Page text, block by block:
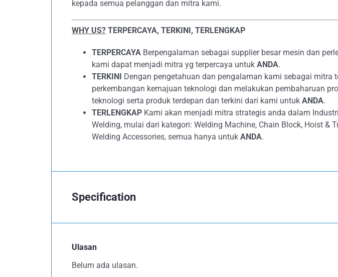
kepada semua pelanggan dan mitra kami.
WHY US? TERPERCAYA, TERKINI, TERLENGKAP
TERPERCAYA Berpengalaman sebagai supplier besar mesin dan
kami dapat menjadi mitra yg terpercaya untuk ANDA.
TERKINI Dengan pengetahuan dan pengalaman kami sebagai
perkembangan kemajuan teknologi dan melakukan pembaharuan
teknologi serta produk terdepan dan terkini dari kami untuk ANDA.
TERLENGKAP Kami akan menjadi mitra strategis anda dalam
Welding, mulai dari kategori: Welding Machine, Chain Block, Hoist &
Welding Accessories, semua hanya untuk ANDA.
Specification
Ulasan
Belum ada ulasan.